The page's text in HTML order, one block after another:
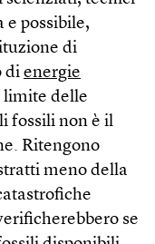
e possibile,
di
di energie
limite delle
fossili non è il
Ritengono
meno della
se